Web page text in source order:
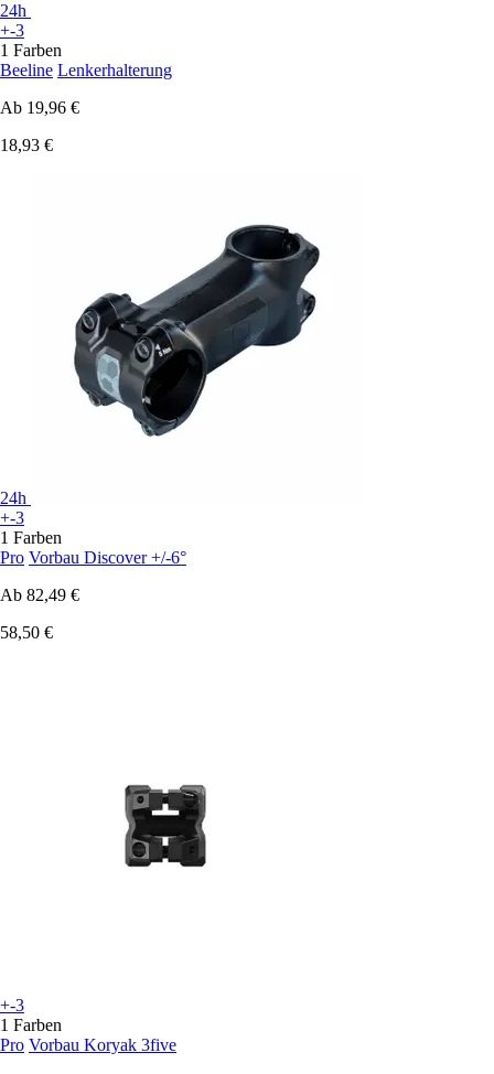
24h
+-3
1 Farben
Beeline Lenkerhalterung
Ab 19,96 €
18,93 €
24h
+-3
1 Farben
Pro Vorbau Discover +/-6°
Ab 82,49 €
58,50 €
+-3
1 Farben
Pro Vorbau Koryak 3five